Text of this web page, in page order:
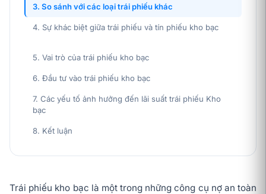
Trái phiếu kho bạc là một trong những công cụ nợ an toàn
3. So sánh với các loại trái phiếu khác
4. Sự khác biệt giữa trái phiếu và tín phiếu kho bạc
5. Vai trò của trái phiếu kho bạc
6. Đầu tư vào trái phiếu kho bạc
7. Các yếu tố ảnh hưởng đến lãi suất trái phiếu Kho
bạc
8. Kết luận